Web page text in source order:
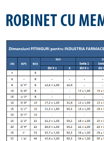
ROBINET CU